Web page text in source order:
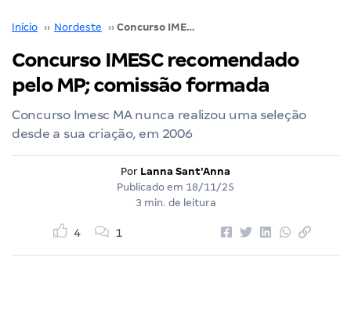
Início ›› Nordeste ›› Concurso IMESC recomendado pelo MP; comissão formada
Concurso IMESC recomendado
pelo MP; comissão formada
Concurso Imesc MA nunca realizou uma seleção
desde a sua criação, em 2006
Por Lanna Sant'Anna
Publicado em 18/11/25
3 min. de leitura
4 1